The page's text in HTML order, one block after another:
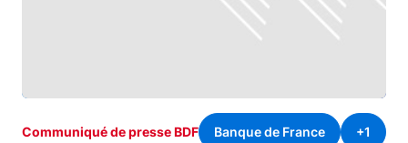
Communiqué de presse BDF Banque de France +1